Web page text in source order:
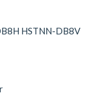
HSTNN-DB8V